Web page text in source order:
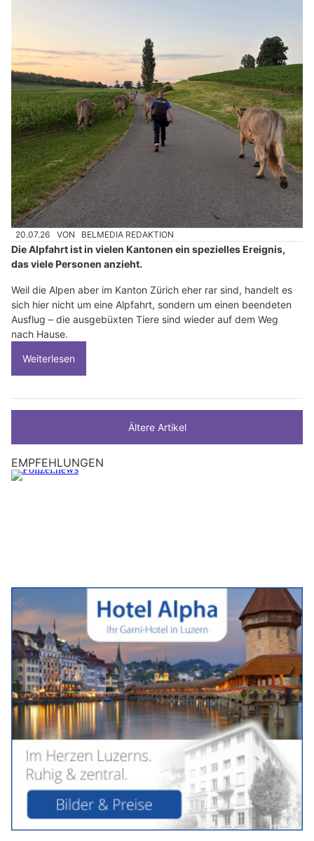
20.07.26 VON BELMEDIA REDAKTION
Die Alpfahrt ist in vielen Kantonen ein spezielles Ereignis,
das viele Personen anzieht.
Weil die Alpen aber im Kanton Zürich eher rar sind, handelt es
sich hier nicht um eine Alpfahrt, sondern um einen beendeten
Ausflug – die ausgebüxten Tiere sind wieder auf dem Weg
nach Hause.
Weiterlesen
Ältere Artikel
EMPFEHLUNGEN